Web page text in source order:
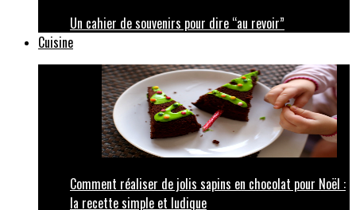
Un cahier de souvenirs pour dire “au revoir”
Cuisine
Comment réaliser de jolis sapins en chocolat pour Noël :
la recette simple et ludique